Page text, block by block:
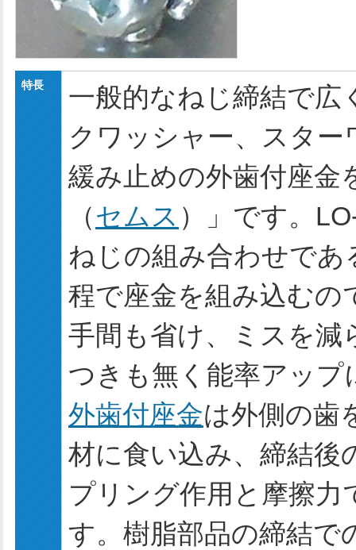
特長
一般的なねじ締結で広
クワッシャー、スタ
緩み止めの外歯付座金
（セムス ）」です。
ねじの組み合わせで
程で座金を組み込むの
手間も省け、ミスを減
つきも無く能率アップ
外歯付座金は外側の歯
材に食い込み、締結後
プリング作用と摩擦
す。樹脂部品の締結で